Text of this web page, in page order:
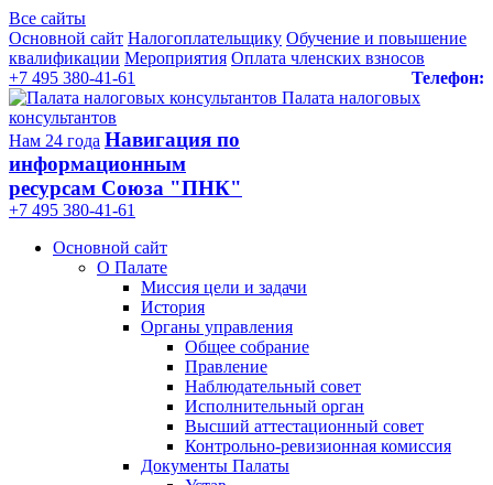
Все сайты
Основной сайт Налогоплательщику Обучение и повышение
квалификации Мероприятия Оплата членских взносов
Телефон:
+7 495 380-41-61
Палата налоговых
консультантов
Нам 24 года Навигация по
информационным
ресурсам Союза "ПНК"
+7 495 380‑41‑61
Основной сайт
О Палате
Миссия цели и задачи
История
Органы управления
Общее собрание
Правление
Наблюдательный совет
Исполнительный орган
Высший аттестационный совет
Контрольно-ревизионная комиссия
Документы Палаты